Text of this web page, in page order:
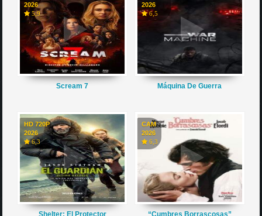
2026
5,9
Scream 7
2026
6,5
Máquina De Guerra
HD 720P
2026
6,3
Shelter: El Protector
CAM
2026
6,3
“Cumbres Borrascosas”